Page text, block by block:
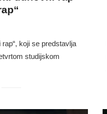
koji se predstavlja
studijskom